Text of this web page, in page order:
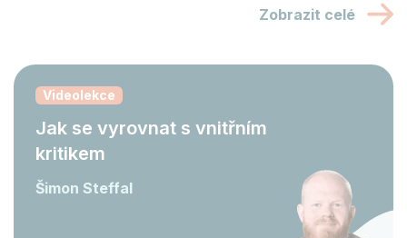
Zobrazit celé
Videolekce
Jak se vyrovnat s vnitřním
kritikem
Šimon Steffal